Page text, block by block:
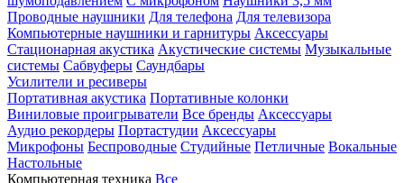
Проводные наушники Для телефона Для телевизора
Компьютерные наушники и гарнитуры Аксессуары
Стационарная акустика Акустические системы Музыкальные
системы Сабвуферы Саундбары
Усилители и ресиверы
Портативная акустика Портативные колонки
Виниловые проигрыватели Все бренды Аксессуары
Аудио рекордеры Портастудии Аксессуары
Микрофоны Беспроводные Студийные Петличные Вокальные
Настольные
Компьютерная техника Все